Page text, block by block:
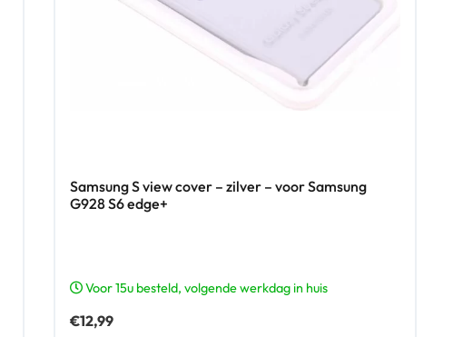
Samsung S view cover – zilver – voor Samsung
G928 S6 edge+
Voor 15u besteld, volgende werkdag in huis
€12,99